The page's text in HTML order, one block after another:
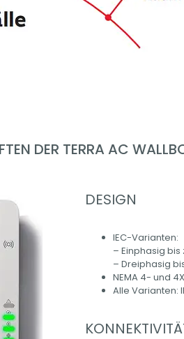
DER TERRA AC
DESIGN
IEC-Varianten:
– Einphasig bis
– Dreiphasig
NEMA 4- und
Alle Varianten: